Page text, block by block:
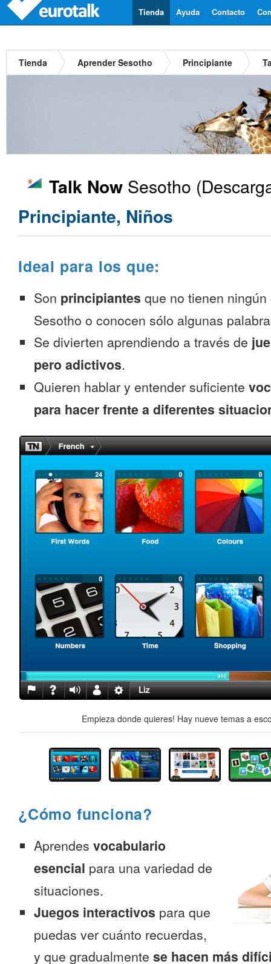
Contacto
Ayuda
Tienda
Tienda Aprender Sesotho Principiante
Talk Now Sesotho
Principiante, Niños
Ideal para los que:
Son principiantes que no tienen
Sesotho o conocen sólo algunas
Se divierten aprendiendo a través de
pero adictivos.
Quieren hablar y entender suficiente
para hacer frente a diferentes
Empieza donde quieres! Hay nueve temas a
¿Cómo funciona?
Aprendes vocabulario
esencial para una variedad de
situaciones.
Juegos interactivos para que
puedas ver cuánto recuerdas,
y que gradualmente se hacen más